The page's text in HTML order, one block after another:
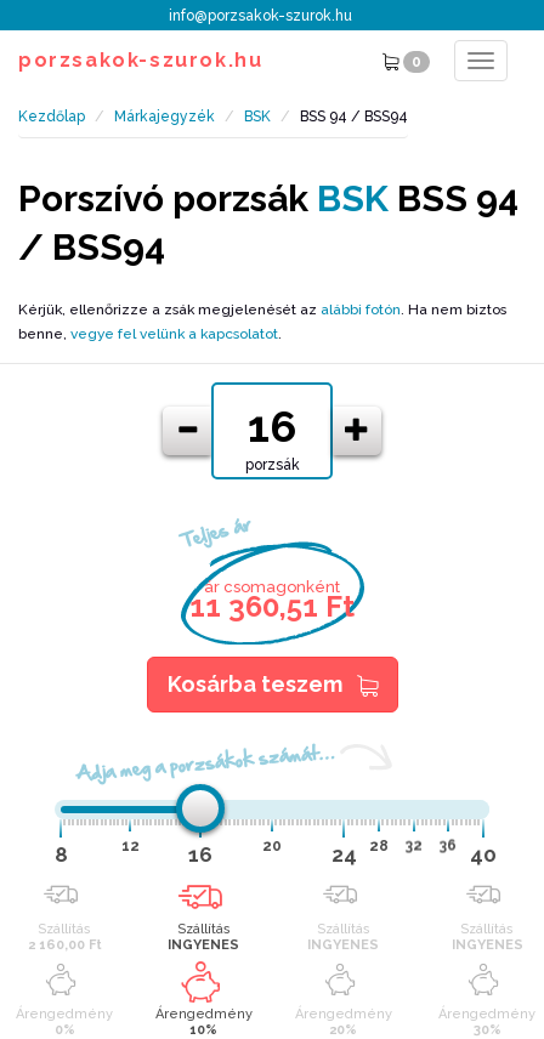
info@porzsakok-szurok.hu
porzsakok-szurok.hu 0
Toggle
Kezdőlap Márkajegyzék BSK BSS 94 / BSS94
Porszívó porzsák BSK BSS 94
/ BSS94
Kérjük, ellenőrizze a zsák megjelenését az alábbi fotón. Ha nem biztos
benne, vegye fel velünk a kapcsolatot.
Adja meg a porzsákok számát…
8 12 16 20 24 28 32 36 40
Szállítás
2 160,00 Ft
Árengedmény
0%
Szállítás
INGYENES
Árengedmény
10%
Szállítás
INGYENES
Árengedmény
20%
Szállítás
INGYENES
Árengedmény
30%
porzsák
Teljes ár
ár csomagonként
11 360,51 Ft
Kosárba teszem